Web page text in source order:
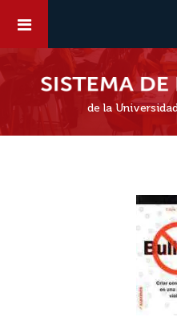
de la